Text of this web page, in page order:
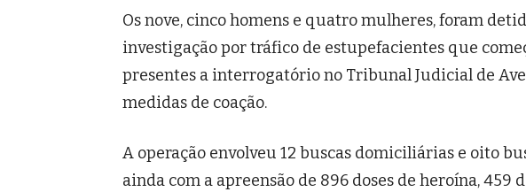
Os nove, cinco homens e quatro mulheres, foram
investigação por tráfico de estupefacientes que
presentes a interrogatório no Tribunal Judicial de
medidas de coação.
A operação envolveu 12 buscas domiciliárias e oito
ainda com a apreensão de 896 doses de heroína, 459